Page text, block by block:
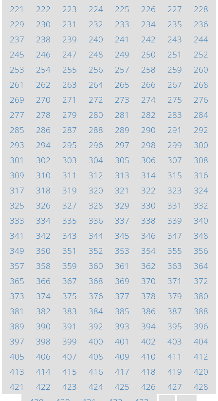
221
222 223 224 225 226 227
228
229
230 231 232 233 234 235
236
237
238 239 240 241 242 243
244
245
246 247 248 249 250 251
252
253
254 255 256 257 258 259
260
261
262 263 264 265 266 267
268
269
270 271 272 273 274 275
276
277
278 279 280 281 282 283
284
285
286 287 288 289 290 291
292
293
294 295 296 297 298 299
300
301
302 303 304 305 306 307
308
309
310 311 312 313 314 315
316
317
318 319 320 321 322 323
324
325
326 327 328 329 330 331
332
333
334 335 336 337 338 339
340
341
342 343 344 345 346 347
348
349
350 351 352 353 354 355
356
357
358 359 360 361 362 363
364
365
366 367 368 369 370 371
372
373
374 375 376 377 378 379
380
381
382 383 384 385 386 387
388
389
390 391 392 393 394 395
396
397
398 399 400 401 402 403
404
405
406 407 408 409 410 411
412
413
414 415 416 417 418 419
420
421
422 423 424 425 426 427
428